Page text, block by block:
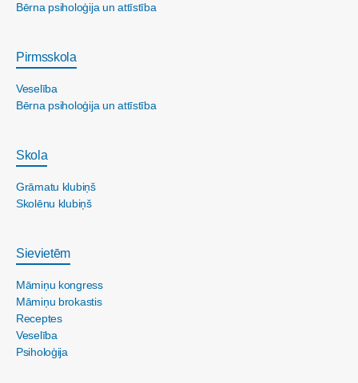
Bērna psiholoģija un attīstība
Pirmsskola
Veselība
Bērna psiholoģija un attīstība
Skola
Grāmatu klubiņš
Skolēnu klubiņš
Sievietēm
Māmiņu kongress
Māmiņu brokastis
Receptes
Veselība
Psiholoģija